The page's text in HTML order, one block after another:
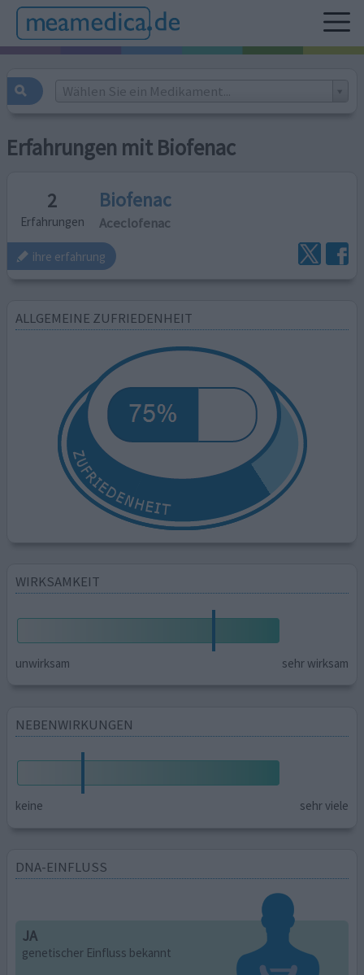
Wählen Sie ein Medikament...
Erfahrungen mit Biofenac
2
Erfahrungen
Biofenac
Aceclofenac
ihre erfahrung
ALLGEMEINE ZUFRIEDENHEIT
WIRKSAMKEIT
unwirksam sehr wirksam
NEBENWIRKUNGEN
keine sehr viele
DNA-EINFLUSS
JA
genetischer Einfluss bekannt